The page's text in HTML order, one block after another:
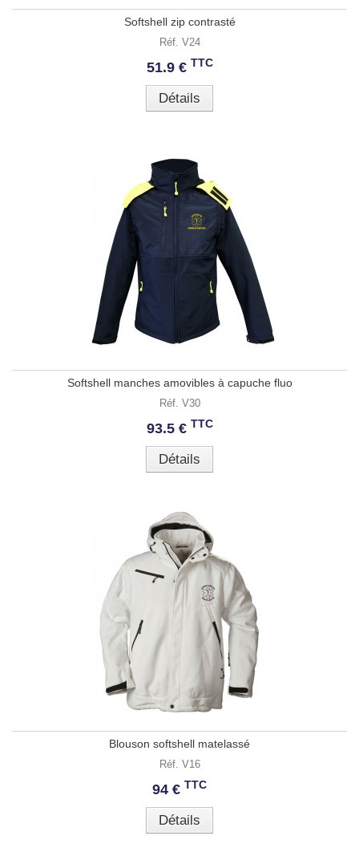
Softshell zip contrasté
Réf. V24
51.9 € TTC
Détails
Softshell manches amovibles à capuche fluo
Réf. V30
93.5 € TTC
Détails
Blouson softshell matelassé
Réf. V16
94 € TTC
Détails